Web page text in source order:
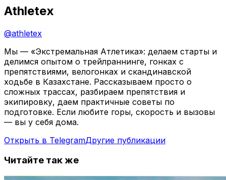
Athletex
@athletex
Мы — «Экстремальная Атлетика»: делаем старты и
делимся опытом о трейлраннинге, гонках с
препятствиями, велогонках и скандинавской
ходьбе в Казахстане. Рассказываем просто о
сложных трассах, разбираем препятствия и
экипировку, даем практичные советы по
подготовке. Если любите горы, скорость и вызовы
— вы у себя дома.
Открыть в TelegramДругие публикации
Читайте так же